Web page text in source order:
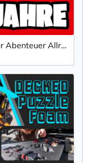
60 Jahre Taubenreuther auf der Abenteuer Allrad 2026